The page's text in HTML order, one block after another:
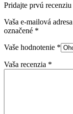
Pridajte prvú
Vaša e-mailová
označené *
Vaše hodnotenie *
Vaša recenzia *